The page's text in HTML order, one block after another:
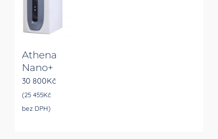
Athena
Nano+
30 800Kč
(25 455Kč
bez DPH)